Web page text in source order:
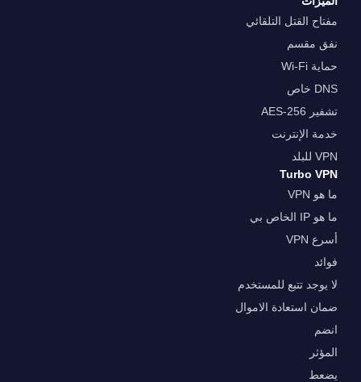
مفتاح القتل التلقائي
نفق مقسم
حماية Wi-Fi
DNS خاص
تشفير AES-256
خدمة الإنترنت
VPN للبلد
Turbo VPN
ما هو VPN
ما هو IP الخاص بي
أسرع VPN
فوائد
لا يوجد تتبع للمستخدم
ضمان استعادة الاموال
انضم
المؤثر
يضعط